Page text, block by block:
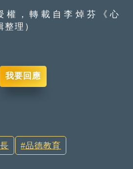
，轉載自李焯芬《心
理）
我要回應
品德教育